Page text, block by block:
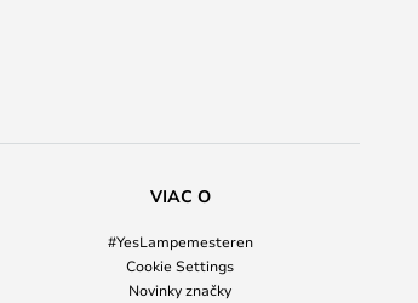
VIAC O
#YesLampemesteren
Cookie Settings
Novinky značky